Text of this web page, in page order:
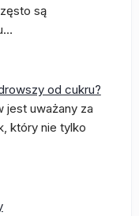
są
od cukru?
jest uważany za
który nie tylko